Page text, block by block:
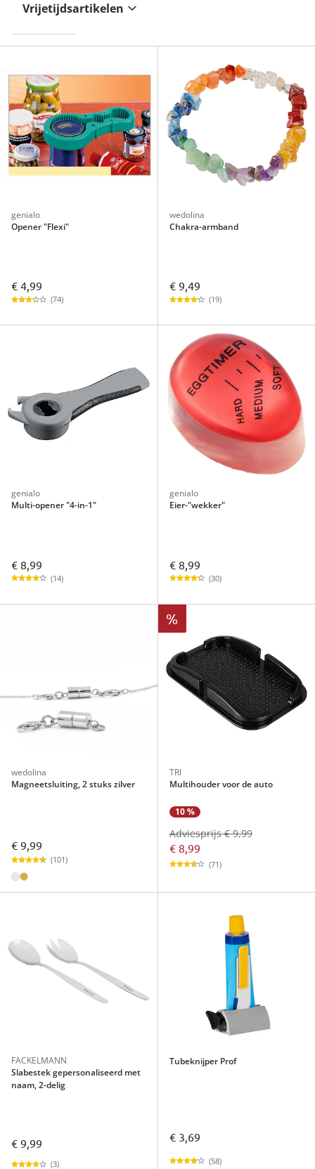
Vrijetijdsartikelen
genialo
Opener "Flexi"
€ 4,99
(74)
wedolina
Chakra-armband
€ 9,49
(19)
genialo
Multi-opener "4-in-1"
€ 8,99
(14)
genialo
Eier-"wekker"
€ 8,99
(30)
wedolina
Magneetsluiting, 2 stuks zilver
€ 9,99
(101)
%
TRI
Multihouder voor de auto
10 %
€ 8,99
Adviesprijs € 9,99
(71)
FACKELMANN
Slabestek gepersonaliseerd met
naam, 2-delig
€ 9,99
(3)
Tubeknijper Prof
€ 3,69
(58)